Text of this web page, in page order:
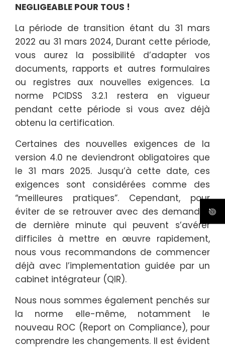
NEGLIGEABLE POUR TOUS !
La période de transition étant du 31 mars
2022 au 31 mars 2024, Durant cette période,
vous aurez la possibilité d’adapter vos
documents, rapports et autres formulaires
ou registres aux nouvelles exigences. La
norme PCIDSS 3.2.1 restera en vigueur
pendant cette période si vous avez déjà
obtenu la certification.
Certaines des nouvelles exigences de la
version 4.0 ne deviendront obligatoires que
le 31 mars 2025. Jusqu’à cette date, ces
exigences sont considérées comme des
“meilleures pratiques”. Cependant, pour
éviter de se retrouver avec des demandes
de dernière minute qui peuvent s’avérer
difficiles à mettre en œuvre rapidement,
nous vous recommandons de commencer
déjà avec l’implementation guidée par un
cabinet intégrateur (QIR).
Nous nous sommes également penchés sur
la norme elle-même, notamment le
nouveau ROC (Report on Compliance), pour
comprendre les changements. Il est évident